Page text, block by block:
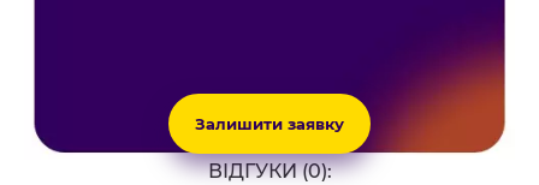
Залишити заявку
ВІДГУКИ (0):